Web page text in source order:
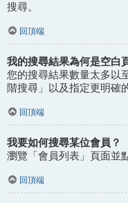
搜尋。
回頂端
我的搜尋結果為何是空白
您的搜尋結果數量太多以
階搜尋」以及指定更明確
回頂端
我要如何搜尋某位會員？
瀏覽「會員列表」頁面並
回頂端